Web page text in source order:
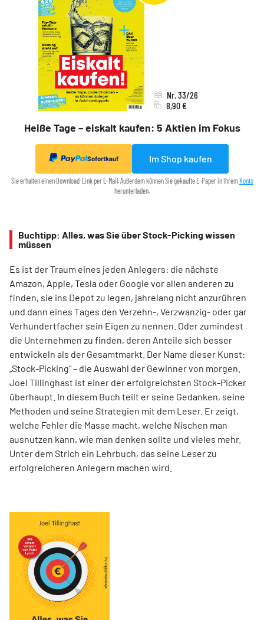
Heiße Tage – eiskalt kaufen: 5 Aktien im Fokus
Nr. 33/26
8,90 €
Sofortkauf Im Shop kaufen
Sie erhalten einen Download-Link per E-Mail. Außerdem können Sie gekaufte E-Paper in Ihrem Konto
herunterladen.
Buchtipp: Alles, was Sie über Stock-Picking wissen
müssen
Es ist der Traum eines jeden Anlegers: die nächste
Amazon, Apple, Tesla oder Google vor allen anderen zu
finden, sie ins Depot zu legen, jahrelang nicht anzurühren
und dann eines Tages den Verzehn-, Verzwanzig- oder gar
Verhundertfacher sein Eigen zu nennen. Oder zumindest
die Unternehmen zu finden, deren Anteile sich besser
entwickeln als der Gesamtmarkt. Der Name dieser Kunst:
„Stock-Picking“ – die Auswahl der Gewinner von morgen.
Joel Tillinghast ist einer der erfolgreichsten Stock-Picker
überhaupt. In diesem Buch teilt er seine Gedanken, seine
Methoden und seine Strategien mit dem Leser. Er zeigt,
welche Fehler die Masse macht, welche Nischen man
ausnutzen kann, wie man denken sollte und vieles mehr.
Unter dem Strich ein Lehrbuch, das seine Leser zu
erfolgreicheren Anlegern machen wird.